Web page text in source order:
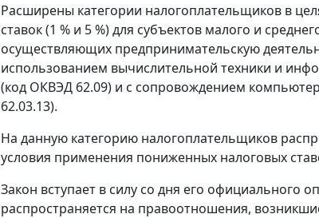
Расширены категории налогоплательщиков в
ставок (1 % и 5 %) для субъектов малого и
осуществляющих предпринимательскую
использованием вычислительной техники и
(код ОКВЭД 62.09) и с сопровождением
62.03.13).
На данную категорию налогоплательщиков
условия применения пониженных налоговых
Закон вступает в силу со дня его официального
распространяется на правоотношения,